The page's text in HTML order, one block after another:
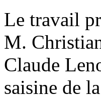
Le travail
M.
Claude
saisine de